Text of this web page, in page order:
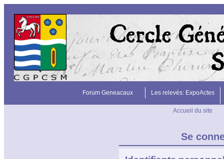
Forum Geneacaux Les relevés: ExpoActes
Accueil du site
Se